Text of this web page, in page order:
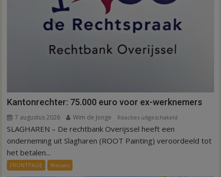
Kantonrechter: 75.000 euro voor ex-werknemers
7 augustus 2026 Wim de Jonge Reacties uitgeschakeld
75.000
SLAGHAREN – De rechtbank Overijssel heeft een
onderneming uit Slagharen (ROOT Painting) veroordeeld tot
het betalen...
FRONTPAGE Nieuws